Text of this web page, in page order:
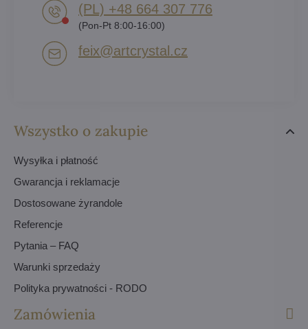
Wszystko o zakupie
Wysyłka i płatność
Gwarancja i reklamacje
Dostosowane żyrandole
Referencje
Pytania – FAQ
Warunki sprzedaży
Polityka prywatności - RODO
Zamówienia
(PL) +48 664 307 776
(Pon-Pt 8:00-16:00)
feix​@artcrystal​.cz